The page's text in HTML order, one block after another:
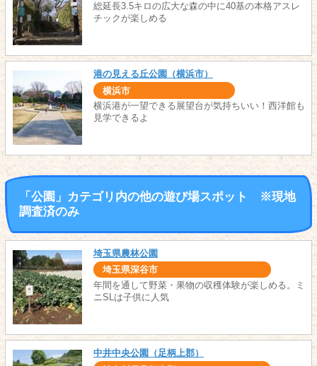
総延長3.5キロの広大な森の中に40基の本格アスレ
チックが楽しめる
港の見える丘公園（横浜市）
横浜市
横浜港が一望できる展望台が気持ちいい！西洋館も
見学できるよ
「公園」カテゴリ内の他の遊び場スポット ※現地
調査済のみ
埼玉県農林公園
埼玉県深谷市
年間を通して野菜・果物の収穫体験が楽しめる。ミ
ニSLは子供に人気
中井中央公園（足柄上郡）